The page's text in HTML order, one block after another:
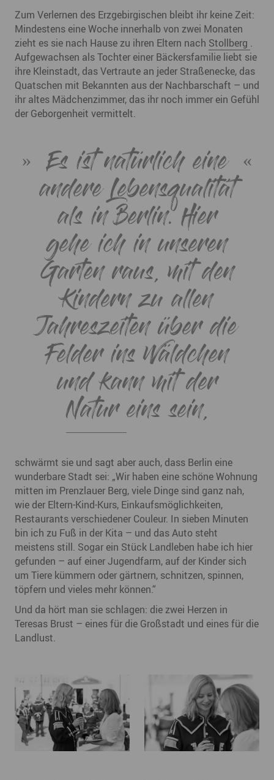
Zum Verlernen des Erzgebirgischen bleibt ihr keine Zeit:
Mindestens eine Woche innerhalb von zwei Monaten
zieht es sie nach Hause zu ihren Eltern nach Stollberg .
Aufgewachsen als Tochter einer Bäckersfamilie liebt sie
ihre Kleinstadt, das Vertraute an jeder Straßenecke, das
Quatschen mit Bekannten aus der Nachbarschaft – und
ihr altes Mädchenzimmer, das ihr noch immer ein Gefühl
der Geborgenheit vermittelt.
Es ist natürlich eine
andere Lebensqualität
als in Berlin. Hier
gehe ich in unseren
Garten raus, mit den
Kindern zu allen
Jahreszeiten über die
Felder ins Wäldchen
und kann mit der
Natureins sein,
schwärmt sie und sagt aber auch, dass Berlin eine
wunderbare Stadt sei: „Wir haben eine schöne Wohnung
mitten im Prenzlauer Berg, viele Dinge sind ganz nah,
wie der Eltern-Kind-Kurs, Einkaufsmöglichkeiten,
Restaurants verschiedener Couleur. In sieben Minuten
bin ich zu Fuß in der Kita – und das Auto steht
meistens still. Sogar ein Stück Landleben habe ich hier
gefunden – auf einer Jugendfarm, auf der Kinder sich
um Tiere kümmern oder gärtnern, schnitzen, spinnen,
töpfern und vieles mehr können.“
Und da hört man sie schlagen: die zwei Herzen in
Teresas Brust – eines für die Großstadt und eines für die
Landlust.